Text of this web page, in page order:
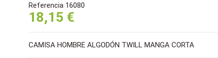
Referencia 16080
18,15 €
CAMISA HOMBRE ALGODÓN TWILL MANGA CORTA